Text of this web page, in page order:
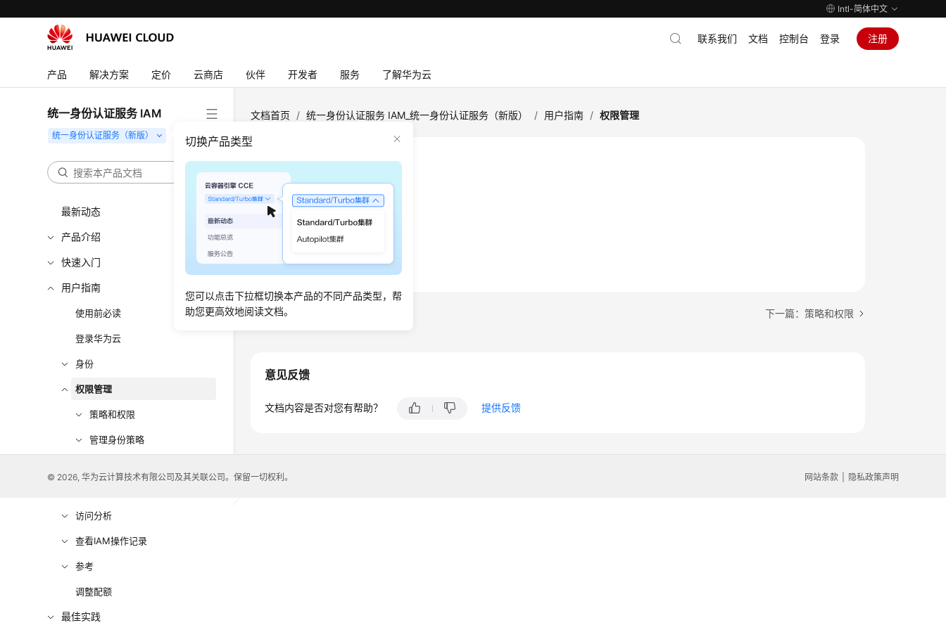
Intl-简体中文
产品 解决方案 定价 云商店 伙伴 开发者 服务 了解华为云
联系我们 文档 控制台 登录 注册
统一身份认证服务 IAM
切换产品类型
您可以点击下拉框切换本产品的不同产品类型，帮
助您更高效地阅读文档。
最新动态
产品介绍
快速入门
用户指南
使用前必读
登录华为云
身份
权限管理
策略和权限
管理身份策略
访问分析
查看IAM操作记录
参考
调整配额
最佳实践
文档首页 / 统一身份认证服务 IAM_统一身份认证服务（新版） / 用户指南 / 权限管理
权限管理
策略和权限
上一篇：传递会话标签 下一篇：策略和权限
意见反馈
文档内容是否对您有帮助？ 提供反馈
© 2026, 华为云计算技术有限公司及其关联公司。保留一切权利。 网站条款 隐私政策声明